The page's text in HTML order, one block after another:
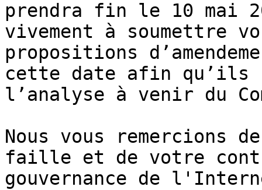
prendra fin le 10 mai
vivement à soumettre
propositions
cette date afin qu’ils
l’analyse à venir du
Nous vous remercions
faille et de votre
gouvernance de